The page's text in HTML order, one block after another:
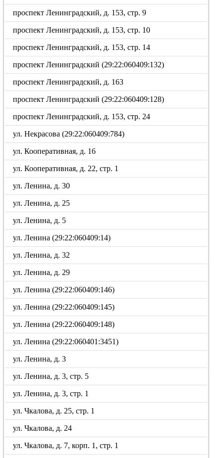
проспект Ленинградский, д. 153, стр. 9
проспект Ленинградский, д. 153, стр. 10
проспект Ленинградский, д. 153, стр. 14
проспект Ленинградский (29:22:060409:132)
проспект Ленинградский, д. 163
проспект Ленинградский (29:22:060409:128)
проспект Ленинградский, д. 153, стр. 24
ул. Некрасова (29:22:060409:784)
ул. Кооперативная, д. 16
ул. Кооперативная, д. 22, стр. 1
ул. Ленина, д. 30
ул. Ленина, д. 25
ул. Ленина, д. 5
ул. Ленина (29:22:060409:14)
ул. Ленина, д. 32
ул. Ленина, д. 29
ул. Ленина (29:22:060409:146)
ул. Ленина (29:22:060409:145)
ул. Ленина (29:22:060409:148)
ул. Ленина (29:22:060401:3451)
ул. Ленина, д. 3
ул. Ленина, д. 3, стр. 5
ул. Ленина, д. 3, стр. 1
ул. Чкалова, д. 25, стр. 1
ул. Чкалова, д. 24
ул. Чкалова, д. 7, корп. 1, стр. 1